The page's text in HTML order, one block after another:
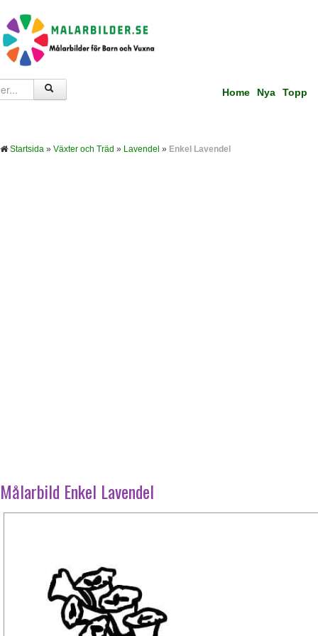
Home Nya Topp
Startsida » Växter och Träd » Lavendel » Enkel Lavendel
Målarbild Enkel Lavendel